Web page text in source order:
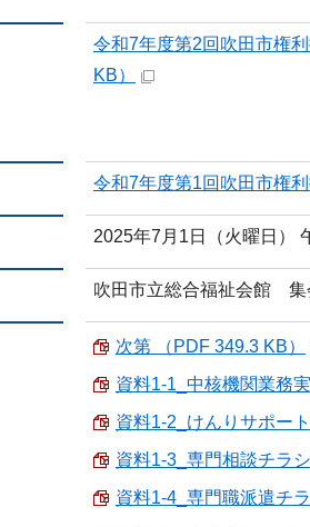
令和7年度第2回吹田市権
KB）
令和7年度第1回吹田市権
2025年7月1日（火曜日）
吹田市立総合福祉会館 集
次第 （PDF 349.3 KB）
資料1-1_中核機関業務
資料1-2_けんりサポー
資料1-3_専門相談チラ
資料1-4_専門職派遣チ